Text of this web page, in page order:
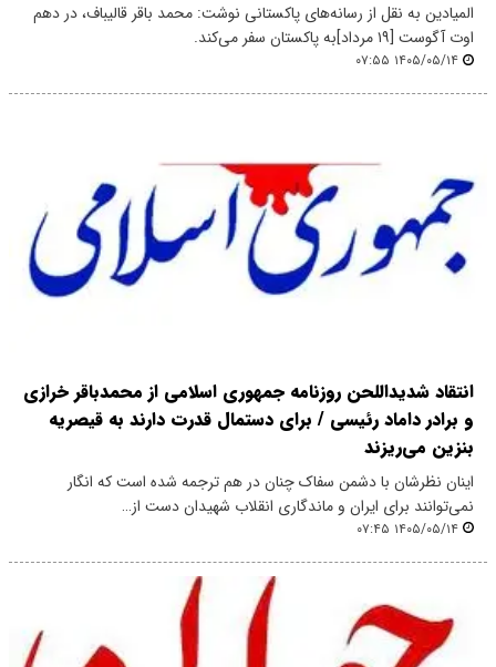
المیادین به نقل از رسانه‌های پاکستانی نوشت: محمد باقر قالیباف، در دهم
اوت آگوست [۱۹ مرداد]به پاکستان سفر می‌کند.
۱۴۰۵/۰۵/۱۴ ۰۷:۵۵
انتقاد شدید‌اللحن روزنامه جمهوری اسلامی از محمدباقر خرازی
و برادر داماد رئیسی / برای دستمال قدرت دارند به قیصریه
بنزین می‌ریزند
اینان نظرشان با دشمن سفاک چنان در هم ترجمه شده است که انگار
نمی‌توانند برای ایران و ماندگاری انقلاب شهیدان دست از…
۱۴۰۵/۰۵/۱۴ ۰۷:۴۵